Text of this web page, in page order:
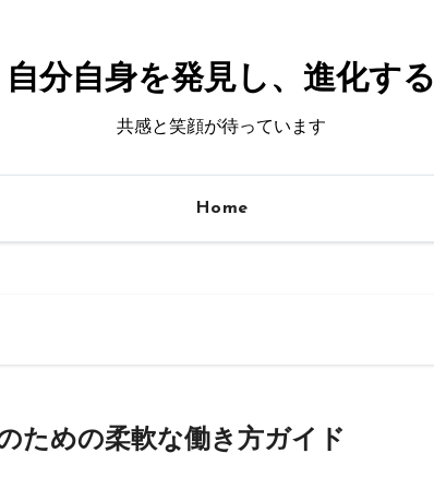
自分自身を発見し、進化する
共感と笑顔が待っています
Home
ための柔軟な働き方ガイド